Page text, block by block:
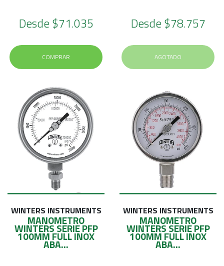
Desde$71.035
COMPRAR
Desde$78.757
AGOTADO
WINTERS INSTRUMENTS
MANOMETRO
WINTERS SERIE PFP
100MM FULL INOX
ABA...
WINTERS INSTRUMENTS
MANOMETRO
WINTERS SERIE PFP
100MM FULL INOX
ABA...